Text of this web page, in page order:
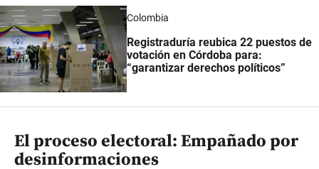
Colombia
Registraduría reubica 22 puestos de
votación en Córdoba para:
“garantizar derechos políticos”
El proceso electoral: Empañado por
desinformaciones